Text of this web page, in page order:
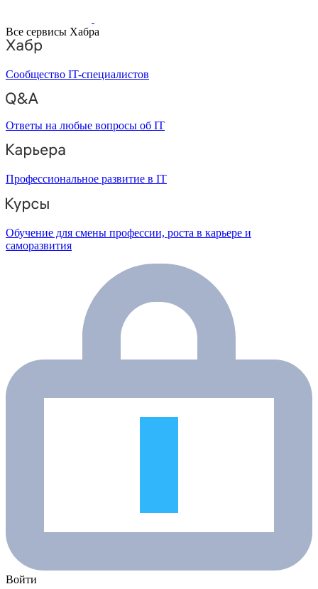
Все сервисы Хабра
Сообщество IT-специалистов
Ответы на любые вопросы об IT
Профессиональное развитие в IT
Обучение для смены профессии, роста в карьере и
саморазвития
Войти